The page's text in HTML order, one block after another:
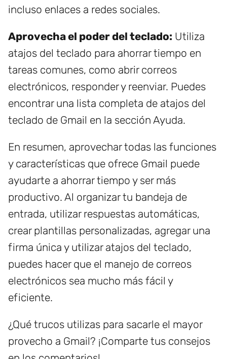
incluso enlaces a redes sociales.
Aprovecha el poder del teclado: Utiliza
atajos del teclado para ahorrar tiempo en
tareas comunes, como abrir correos
electrónicos, responder y reenviar. Puedes
encontrar una lista completa de atajos del
teclado de Gmail en la sección Ayuda.
En resumen, aprovechar todas las funciones
y características que ofrece Gmail puede
ayudarte a ahorrar tiempo y ser más
productivo. Al organizar tu bandeja de
entrada, utilizar respuestas automáticas,
crear plantillas personalizadas, agregar una
firma única y utilizar atajos del teclado,
puedes hacer que el manejo de correos
electrónicos sea mucho más fácil y
eficiente.
¿Qué trucos utilizas para sacarle el mayor
provecho a Gmail? ¡Comparte tus consejos